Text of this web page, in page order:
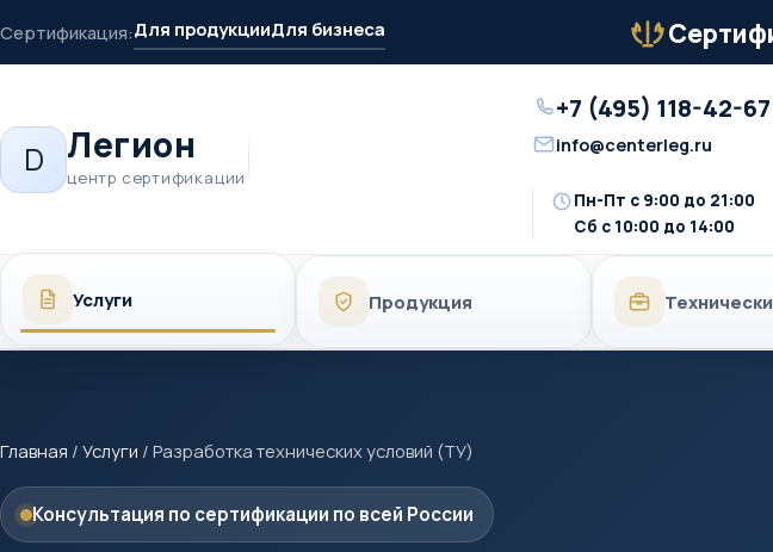
Сертификация:Для продукцииДля бизнеса
D Легион
центр сертификации
Телефон
+7 (495) 118-42-67
Email
info@centerleg.ru
Время
работы
Пн-Пт с 9:00 до 21:00
Сб с 10:00 до 14:00
Услуги Продукция
Главная / Услуги / Разработка технических условий (ТУ)
Консультация по сертификации по всей России